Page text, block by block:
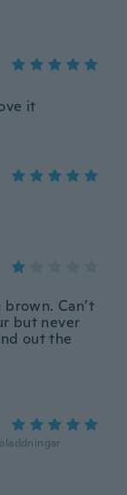
it
Can’t
but never
out the